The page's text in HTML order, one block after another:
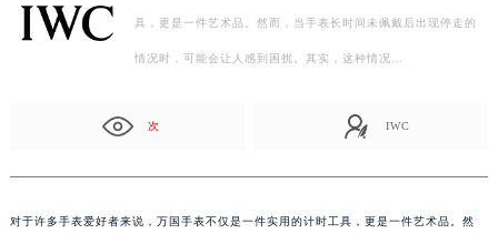
具，更是一件艺术品。然而，当手表长时间未佩戴后出现停走的
情况时，可能会让人感到困扰。其实，这种情况…
次 IWC
对于许多手表爱好者来说，万国手表不仅是一件实用的计时工具，更是一件艺术品。然